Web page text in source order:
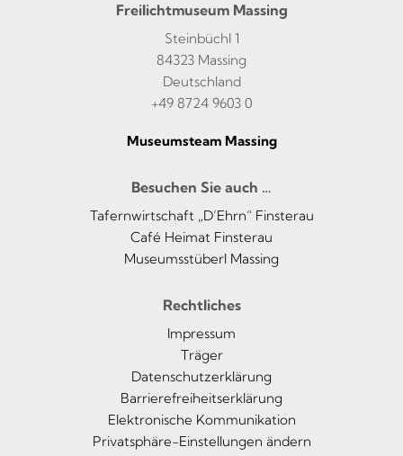
Freilichtmuseum Massing
Steinbüchl 1
84323 Massing
Deutschland
+49 8724 9603 0
Museumsteam Massing
Besuchen Sie auch …
Tafernwirtschaft „D’Ehrn“ Finsterau
Café Heimat Finsterau
Museumsstüberl Massing
Rechtliches
Impressum
Träger
Datenschutzerklärung
Barrierefreiheitserklärung
Elektronische Kommunikation
Privatsphäre-Einstellungen ändern